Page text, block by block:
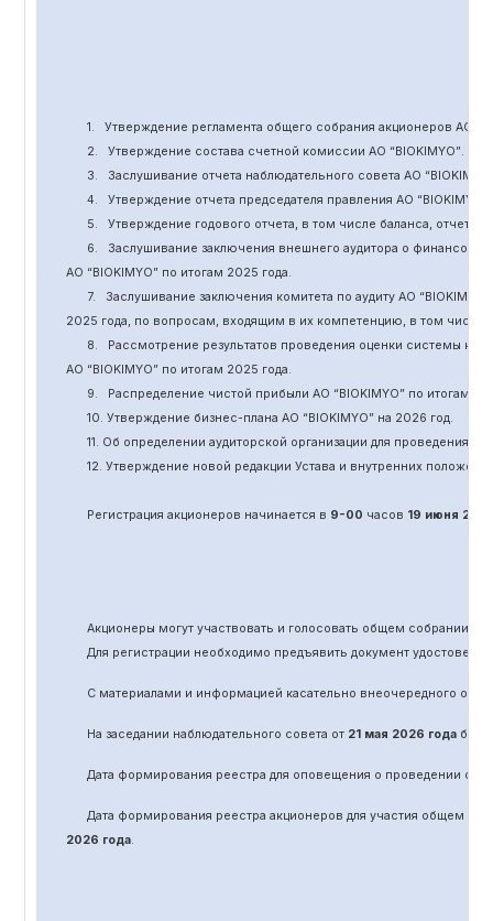
1. Утверждение регламента общего собрания акционеров АО “
2.
Утверждение состава счетной комиссии АО “BIOKIMYO”.
3.
Заслушивание отчета наблюдательного совета АО “BIOKIMYO
4.
Утверждение отчета председателя правления АО “BIOKIMYO
5.
Утверждение годового отчета, в том числе баланса, отчет о
6.
Заслушивание заключения внешнего аудитора о финансовой
АО “BIOKIMYO”по итогам 2025 года.
7.
Заслушивание заключения комитета по аудитуАО “BIOKIMYO
2025 года, по вопросам, входящим в их компетенцию, в том
8.
Рассмотрение результатов проведения оценки системы
АО “BIOKIMYO”по итогам 2025 года.
9.
Распределение чистой прибыли АО “BIOKIMYO”по итогам
10. Утверждение бизнес-плана АО “BIOKIMYO”на 2026 год.
11. Об определении аудиторской организации для проведения
12. Утверждение новой редакции Устава и внутренних
Регистрация акционеров начинается в 9-00 часов 19 июня 202
Акционеры могут участвовать и голосовать общем собрании
Для регистрации необходимо предъявить документ
С материалами и информацией касательно внеочередного
На заседании наблюдательного совета от 21 мая 2026 годабыло
Дата формирования реестра для оповещения о проведении
Дата формирования реестра акционеров для участия общем
2026 года.